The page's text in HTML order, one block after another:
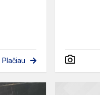
Plačiau